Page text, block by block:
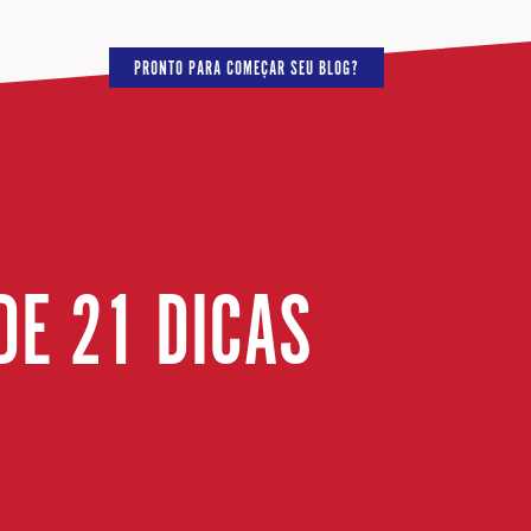
PRONTO PARA COMEÇAR SEU BLOG?
21 DICAS